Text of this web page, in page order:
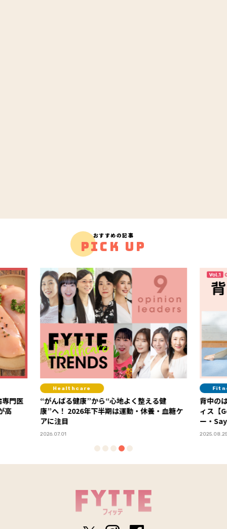
おすすめの記事
PICK UP
心地よく整える健
は運動・休養・血糖ケ
背中のはみ肉解消！ 紙皿１枚でできるピ
ィス【Google本社エグゼクティブトレ